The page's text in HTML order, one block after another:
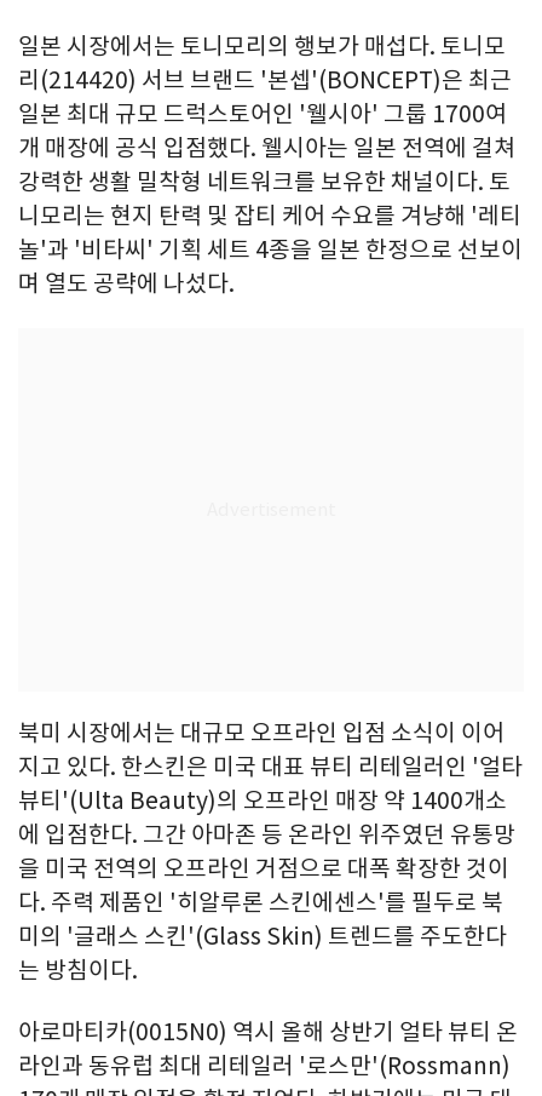
일본 시장에서는 토니모리의 행보가 매섭다. 토니모
리(214420) 서브 브랜드 '본셉'(BONCEPT)은 최근
일본 최대 규모 드럭스토어인 '웰시아' 그룹 1700여
개 매장에 공식 입점했다. 웰시아는 일본 전역에 걸쳐
강력한 생활 밀착형 네트워크를 보유한 채널이다. 토
니모리는 현지 탄력 및 잡티 케어 수요를 겨냥해 '레티
놀'과 '비타씨' 기획 세트 4종을 일본 한정으로 선보이
며 열도 공략에 나섰다.
북미 시장에서는 대규모 오프라인 입점 소식이 이어
지고 있다. 한스킨은 미국 대표 뷰티 리테일러인 '얼타
뷰티'(Ulta Beauty)의 오프라인 매장 약 1400개소
에 입점한다. 그간 아마존 등 온라인 위주였던 유통망
을 미국 전역의 오프라인 거점으로 대폭 확장한 것이
다. 주력 제품인 '히알루론 스킨에센스'를 필두로 북
미의 '글래스 스킨'(Glass Skin) 트렌드를 주도한다
는 방침이다.
아로마티카(0015N0) 역시 올해 상반기 얼타 뷰티 온
라인과 동유럽 최대 리테일러 '로스만'(Rossmann)